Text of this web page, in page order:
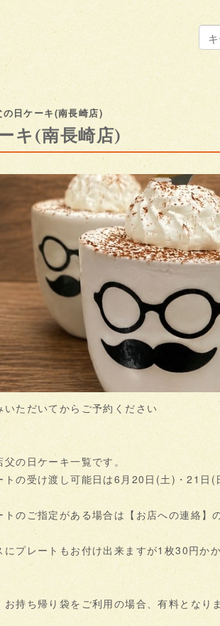
の日ケーキ(南長崎店)
キ(南長崎店)
いただいてからご予約ください
の日ケーキ一覧です。
トの受け渡し可能日は6月20日(土)・21日(
トのご指定がある場合は【お店への連絡】
プレートもお付け出来ますが1枚30円か
お持ち帰り袋をご利用の場合、有料となり